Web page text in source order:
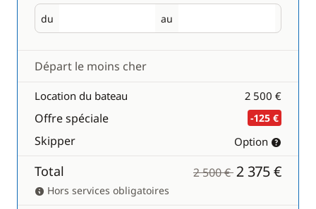
du
Départ au
Retour
Départ le moins cher
Location du bateau 2 500 €
Offre spéciale -125 €
Skipper Option
Total 2 500 €2 375 €
Hors services obligatoires